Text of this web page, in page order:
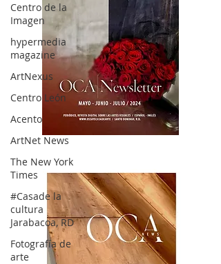
Centro de la
Imagen
hypermedia
magazine
ArtNexus
Centro León
Acento
ArtNet News
The New York
Times
#Casade la
cultura
Jarabacoa, RD
Fotografía de
arte
OCA|News 32/ Mayo-Junio-Julio, 2023